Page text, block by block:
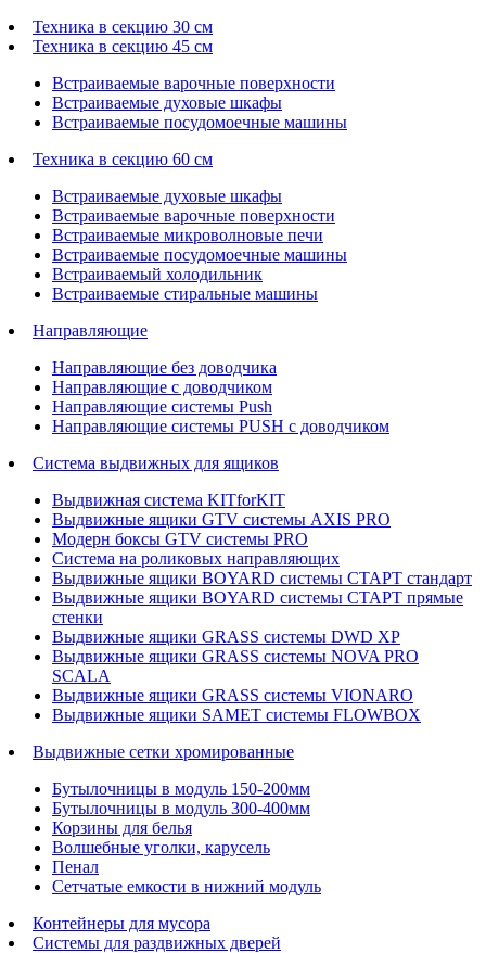
Техника в секцию 30 см
Техника в секцию 45 см
Встраиваемые варочные поверхности
Встраиваемые духовые шкафы
Встраиваемые посудомоечные машины
Техника в секцию 60 см
Встраиваемые духовые шкафы
Встраиваемые варочные поверхности
Встраиваемые микроволновые печи
Встраиваемые посудомоечные машины
Встраиваемый холодильник
Встраиваемые стиральные машины
Направляющие
Направляющие без доводчика
Направляющие с доводчиком
Направляющие системы Push
Направляющие системы PUSH с доводчиком
Система выдвижных для ящиков
Выдвижная система KITforKIT
Выдвижные ящики GTV системы AXIS PRO
Модерн боксы GTV системы PRO
Система на роликовых направляющих
Выдвижные ящики BOYARD системы СТАРТ стандарт
Выдвижные ящики BOYARD системы СТАРТ прямые
стенки
Выдвижные ящики GRASS системы DWD XP
Выдвижные ящики GRASS системы NOVA PRO
SCALA
Выдвижные ящики GRASS системы VIONARO
Выдвижные ящики SAMET системы FLOWBOX
Выдвижные сетки хромированные
Бутылочницы в модуль 150-200мм
Бутылочницы в модуль 300-400мм
Корзины для белья
Волшебные уголки, карусель
Пенал
Cетчатые емкости в нижний модуль
Контейнеры для мусора
Системы для раздвижных дверей